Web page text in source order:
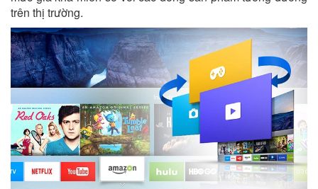
trên thị trường.